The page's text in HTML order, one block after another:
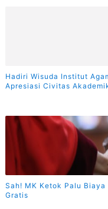
Hadiri Wisuda Institut
Apresiasi Civitas
Sah! MK Ketok Palu
Gratis